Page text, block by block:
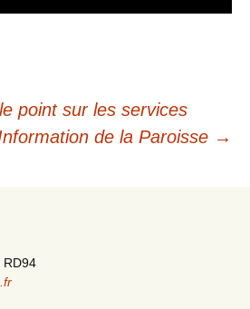
point sur les services
de la Paroisse →
RD94